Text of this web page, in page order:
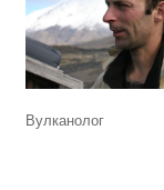
Вулканолог